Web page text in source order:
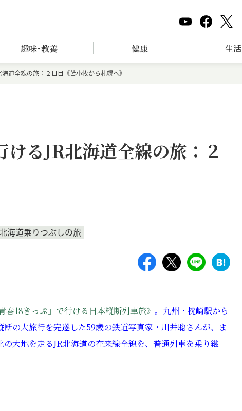
趣味･教養 健康 生活
道全線の旅：２日目《苫小牧から札幌へ》
るJR北海道全線の旅：２
海道乗りつぶしの旅
春18きっぷ」で行ける日本縦断列車旅》 。九州・枕崎駅から
の大旅行を完遂した59歳の鉄道写真家・川井聡さんが、ま
大地を走るJR北海道の在来線全線を、普通列車を乗り継